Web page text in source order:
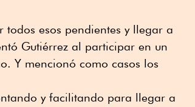
todos esos pendientes y llegar a
Gutiérrez al participar en un
Y mencionó como casos los
y facilitando para llegar a